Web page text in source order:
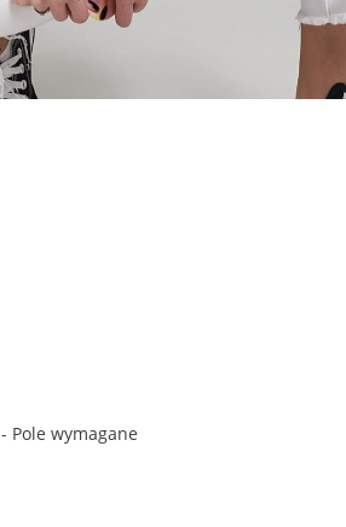
- Pole wymagane